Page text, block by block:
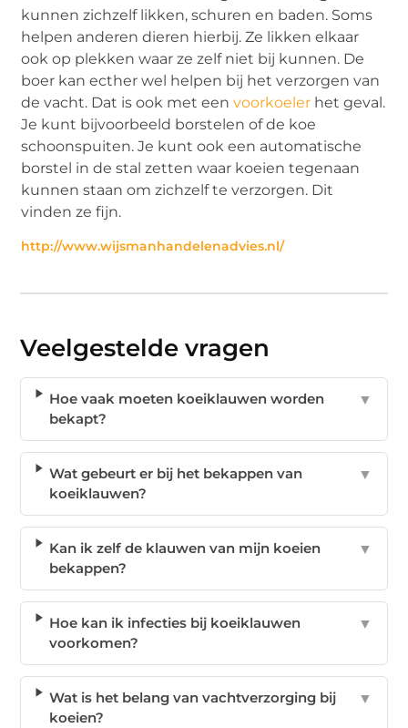
kunnen zichzelf likken, schuren en baden. Soms
helpen anderen dieren hierbij. Ze likken elkaar
ook op plekken waar ze zelf niet bij kunnen. De
boer kan ecther wel helpen bij het verzorgen van
de vacht. Dat is ook met eenvoorkoeler het geval.
Je kunt bijvoorbeeld borstelen of de koe
schoonspuiten. Je kunt ook een automatische
borstel in de stal zetten waar koeien tegenaan
kunnen staan om zichzelf te verzorgen. Dit
vinden ze fijn.
http://www.wijsmanhandelenadvies.nl/
Veelgestelde vragen
Hoe vaak moeten koeiklauwen worden
bekapt?
▼
Wat gebeurt er bij het bekappen van
koeiklauwen?
▼
Kan ik zelf de klauwen van mijn koeien
bekappen?
▼
Hoe kan ik infecties bij koeiklauwen
voorkomen?
▼
Wat is het belang van vachtverzorging bij
koeien?
▼